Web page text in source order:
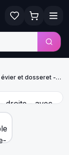
et dosseret -